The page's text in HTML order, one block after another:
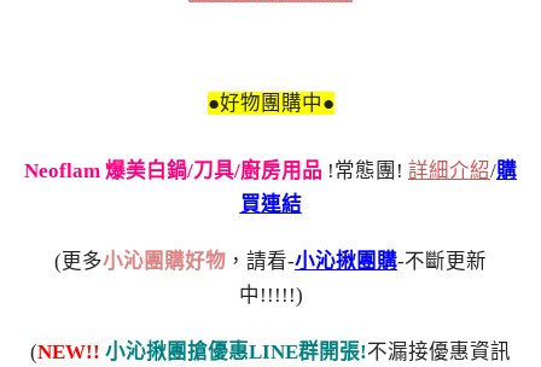
●好物團購中●
Neoflam 爆美白鍋/刀具/廚房用品 !常態團! 詳細介紹/購
買連結
(更多小沁團購好物 ，請看-小沁揪團購-不斷更新
中!!!!!)
(NEW!! 小沁揪團搶優惠LINE群開張!不漏接優惠資訊